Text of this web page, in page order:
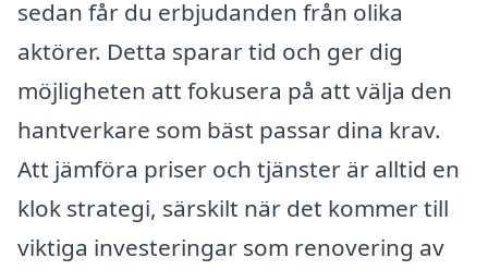
sedan får du erbjudanden från olika
aktörer. Detta sparar tid och ger dig
möjligheten att fokusera på att välja den
hantverkare som bäst passar dina krav.
Att jämföra priser och tjänster är alltid en
klok strategi, särskilt när det kommer till
viktiga investeringar som renovering av